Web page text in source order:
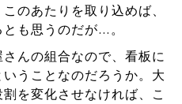
のあたりを取り込めば、
も思うのだが…。
んの組合なので、看板に
うことなのだろうか。大
を変化させなければ、こ